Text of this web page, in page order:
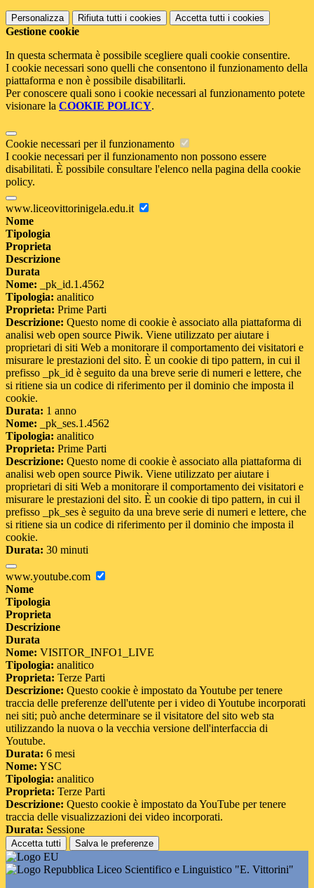
Personalizza Rifiuta tutti i cookies Accetta tutti i cookies
Gestione cookie
In questa schermata è possibile scegliere quali cookie consentire.
I cookie necessari sono quelli che consentono il funzionamento della
piattaforma e non è possibile disabilitarli.
Per conoscere quali sono i cookie necessari al funzionamento potete
visionare la COOKIE POLICY.
Cookie necessari per il funzionamento
I cookie necessari per il funzionamento non possono essere
disabilitati. È possibile consultare l'elenco nella pagina della cookie
policy.
www.liceovittorinigela.edu.it
Nome
Tipologia
Proprieta
Descrizione
Durata
Nome: _pk_id.1.4562
Tipologia: analitico
Proprieta: Prime Parti
Descrizione: Questo nome di cookie è associato alla piattaforma di
analisi web open source Piwik. Viene utilizzato per aiutare i
proprietari di siti Web a monitorare il comportamento dei visitatori e
misurare le prestazioni del sito. È un cookie di tipo pattern, in cui il
prefisso _pk_id è seguito da una breve serie di numeri e lettere, che
si ritiene sia un codice di riferimento per il dominio che imposta il
cookie.
Durata: 1 anno
Nome: _pk_ses.1.4562
Tipologia: analitico
Proprieta: Prime Parti
Descrizione: Questo nome di cookie è associato alla piattaforma di
analisi web open source Piwik. Viene utilizzato per aiutare i
proprietari di siti Web a monitorare il comportamento dei visitatori e
misurare le prestazioni del sito. È un cookie di tipo pattern, in cui il
prefisso _pk_ses è seguito da una breve serie di numeri e lettere, che
si ritiene sia un codice di riferimento per il dominio che imposta il
cookie.
Durata: 30 minuti
www.youtube.com
Nome
Tipologia
Proprieta
Descrizione
Durata
Nome: VISITOR_INFO1_LIVE
Tipologia: analitico
Proprieta: Terze Parti
Descrizione: Questo cookie è impostato da Youtube per tenere
traccia delle preferenze dell'utente per i video di Youtube incorporati
nei siti; può anche determinare se il visitatore del sito web sta
utilizzando la nuova o la vecchia versione dell'interfaccia di
Youtube.
Durata: 6 mesi
Nome: YSC
Tipologia: analitico
Proprieta: Terze Parti
Descrizione: Questo cookie è impostato da YouTube per tenere
traccia delle visualizzazioni dei video incorporati.
Durata: Sessione
Accetta tutti Salva le preferenze
Liceo Scientifico e Linguistico "E. Vittorini"